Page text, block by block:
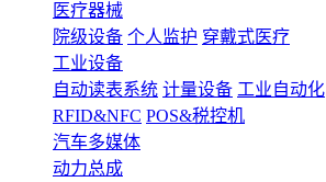
医疗器械
院级设备 个人监护 穿戴式医疗
工业设备
自动读表系统 计量设备 工业自动化
RFID&NFC POS&税控机
汽车多媒体
动力总成